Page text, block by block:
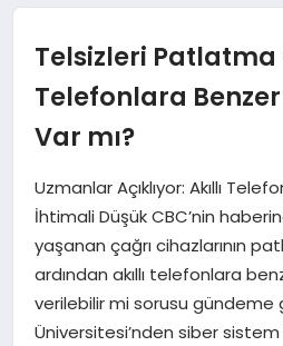
TEKNOLOJI
EKONOMI
MAGAZIN
Telsizleri Patlatma
Telefonlara
Var mı?
Uzmanlar Açıklıyor: Akıllı
İhtimali Düşük CBC’nin
yaşanan çağrı cihazlarının
ardından akıllı telefonlara
verilebilir mi sorusu gündeme
Üniversitesi’nden siber sistem